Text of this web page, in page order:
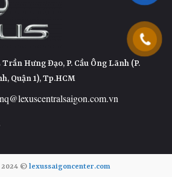
Hưng Đạo, P. Cầu Ông Lãnh (P.
Quận 1), Tp.HCM
2024 © lexussaigoncenter.com